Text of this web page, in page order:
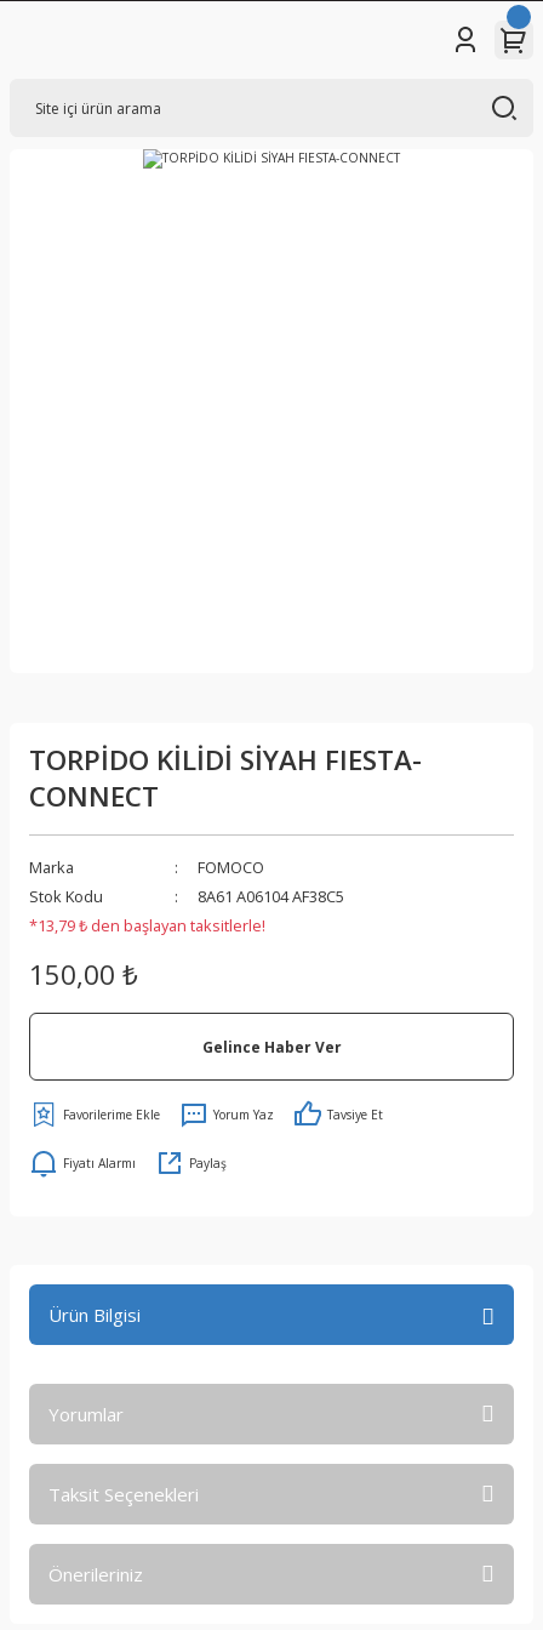
TORPİDO KİLİDİ SİYAH FIESTA-
CONNECT
Marka
FOMOCO
Stok Kodu
8A61 A06104 AF38C5
*13,79 ₺ den başlayan taksitlerle!
150,00 ₺
Gelince Haber Ver
Yorum Yaz Tavsiye Et
Fiyatı Alarmı Paylaş
Ürün Bilgisi
Yorumlar
Taksit Seçenekleri
Önerileriniz